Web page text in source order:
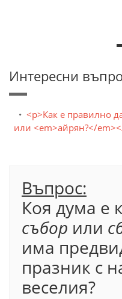
Интересни
<p>Как е правилно
или <em>айрян?</
Въпрос:
Коя дума е
събор или
има
празник с
веселия?